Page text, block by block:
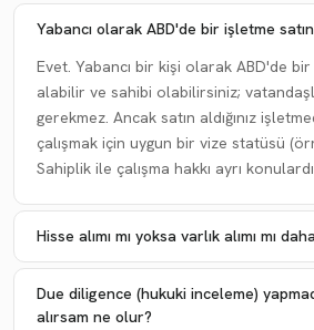
Yabancı olarak ABD'de bir işletme
Evet. Yabancı bir kişi olarak ABD'de
alabilir ve sahibi olabilirsiniz;
gerekmez. Ancak satın aldığınız
çalışmak için uygun bir vize statüsü
Sahiplik ile çalışma hakkı ayrı
Hisse alımı mı yoksa varlık alımı mı
Due diligence (hukuki inceleme)
alırsam ne olur?